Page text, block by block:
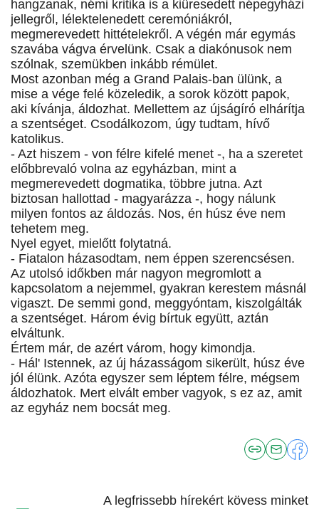
hangzanak, némi kritika is a kiüresedett népegyházi
jellegről, lélektelenedett ceremóniákról,
megmerevedett hittételekről. A végén már egymás
szavába vágva érvelünk. Csak a diakónusok nem
szólnak, szemükben inkább rémület.
Most azonban még a Grand Palais-ban ülünk, a
mise a vége felé közeledik, a sorok között papok,
aki kívánja, áldozhat. Mellettem az újságíró elhárítja
a szentséget. Csodálkozom, úgy tudtam, hívő
katolikus.
- Azt hiszem - von félre kifelé menet -, ha a szeretet
előbbrevaló volna az egyházban, mint a
megmerevedett dogmatika, többre jutna. Azt
biztosan hallottad - magyarázza -, hogy nálunk
milyen fontos az áldozás. Nos, én húsz éve nem
tehetem meg.
Nyel egyet, mielőtt folytatná.
- Fiatalon házasodtam, nem éppen szerencsésen.
Az utolsó időkben már nagyon megromlott a
kapcsolatom a nejemmel, gyakran kerestem másnál
vigaszt. De semmi gond, meggyóntam, kiszolgálták
a szentséget. Három évig bírtuk együtt, aztán
elváltunk.
Értem már, de azért várom, hogy kimondja.
- Hál' Istennek, az új házasságom sikerült, húsz éve
jól élünk. Azóta egyszer sem léptem félre, mégsem
áldozhatok. Mert elvált ember vagyok, s ez az, amit
az egyház nem bocsát meg.
A legfrissebb hírekért kövess minket